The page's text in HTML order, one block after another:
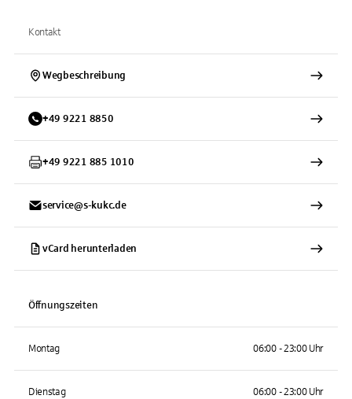
Kontakt
Wegbeschreibung
+49 9221 8850
+49 9221 885 1010
service@s-kukc.de
vCard herunterladen
Öffnungszeiten
Montag 06:00 - 23:00 Uhr
Dienstag 06:00 - 23:00 Uhr